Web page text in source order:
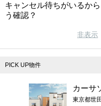
キャンセル待ちがいるか
う確認？
非表示
PICK UP物件
カーサ